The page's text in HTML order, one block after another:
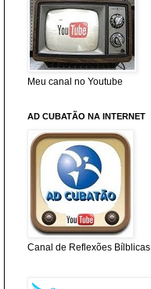
Meu canal no Youtube
AD CUBATÃO NA INTERNET
Canal de Reflexões Bílblicas